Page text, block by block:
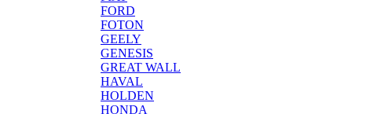
FORD
FOTON
GEELY
GENESIS
GREAT WALL
HAVAL
HOLDEN
HONDA